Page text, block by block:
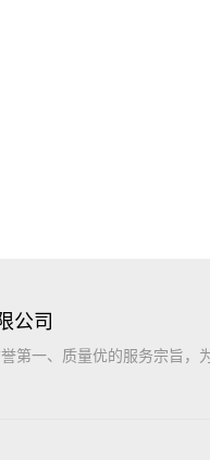
公司
第一、质量优的服务宗旨，